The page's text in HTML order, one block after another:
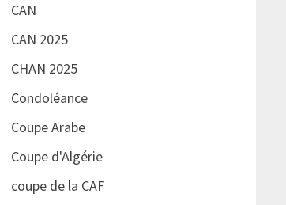
CAN
CAN 2025
CHAN 2025
Condoléance
Coupe Arabe
Coupe d'Algérie
coupe de la CAF